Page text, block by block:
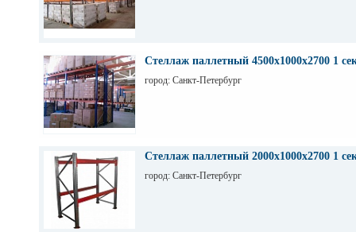
Стеллаж паллетный 4500х1000х2700 1
город: Санкт-Петербург
Стеллаж паллетный 2000х1000х2700 1
город: Санкт-Петербург